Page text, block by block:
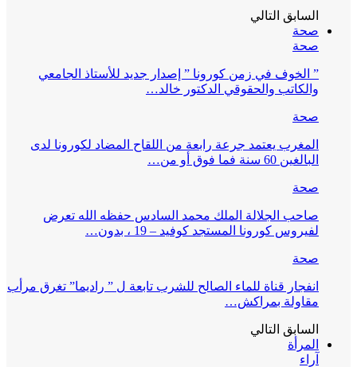
السابق التالي
صحة
صحة
” الخوف في زمن كورونا ” إصدار جديد للأستاذ الجامعي
والكاتب والحقوقي الدكتور خالد…
صحة
المغرب يعتمد جرعة رابعة من اللقاح المضاد لكورونا لدى
البالغين 60 سنة فما فوق أو من…
صحة
صاحب الجلالة الملك محمد السادس حفظه الله تعرض
لفيروس كورونا المستجد كوفيد – 19 ، بدون…
صحة
انفجار قناة للماء الصالح للشرب تابعة ل ” راديما” تغرق مرأب
مقاولة بمراكش…
السابق التالي
المرأة
آراء